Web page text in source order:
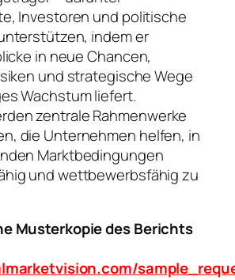
Investoren und politische
indem er
in neue Chancen,
und strategische Wege
Wachstum liefert.
zentrale Rahmenwerke
die Unternehmen helfen, in
Marktbedingungen
und wettbewerbsfähig zu
Musterkopie des Berichts